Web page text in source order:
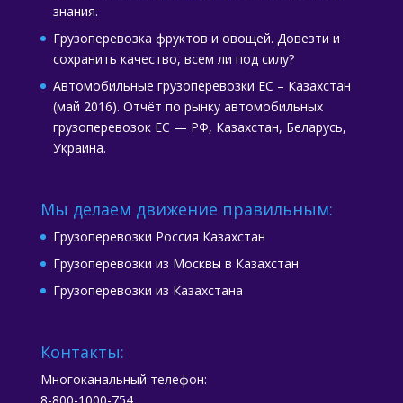
знания.
Грузоперевозка фруктов и овощей. Довезти и
сохранить качество, всем ли под силу?
Автомобильные грузоперевозки ЕС – Казахстан
(май 2016). Отчёт по рынку автомобильных
грузоперевозок ЕС — РФ, Казахстан, Беларусь,
Украина.
Мы делаем движение правильным:
Грузоперевозки Россия Казахстан
Грузоперевозки из Москвы в Казахстан
Грузоперевозки из Казахстана
Контакты:
Многоканальный телефон: